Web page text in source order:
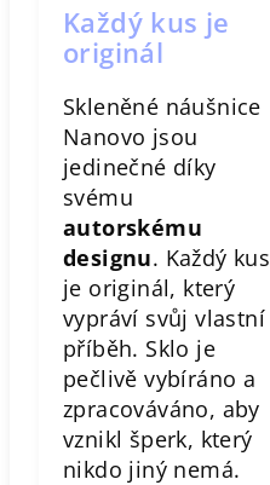
Každý kus je
originál
Skleněné náušnice
Nanovo jsou
jedinečné díky
svému
autorskému
designu. Každý kus
je originál, který
vypráví svůj vlastní
příběh. Sklo je
pečlivě vybíráno a
zpracováváno, aby
vznikl šperk, který
nikdo jiný nemá.